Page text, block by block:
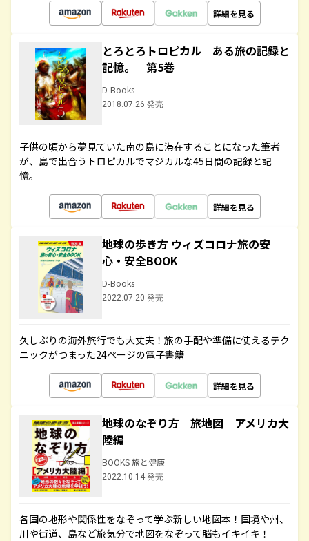
詳細を見る
とろとろトロピカル ある旅の記録と
記憶。 第5巻
D-Books
2018.07.26 発売
子供の頃から夢見ていた南の島に滞在することになった筆者
が、島で出合うトロピカルでマジカルな45日間の記録と記
憶。
詳細を見る
地球の歩き方 ウィズコロナ旅の安
心・安全BOOK
D-Books
2022.07.20 発売
久しぶりの海外旅行でも大丈夫！旅の手配や準備に使えるテク
ニックがつまった24ページの電子書籍
詳細を見る
地球のなぞり方 旅地図 アメリカ大
陸編
BOOKS 旅と健康
2022.10.14 発売
各国の地形や関係性をなぞって学ぶ新しい地図本！国境や州、
川や街道、島など旅気分で地図をなぞって脳もイキイキ！